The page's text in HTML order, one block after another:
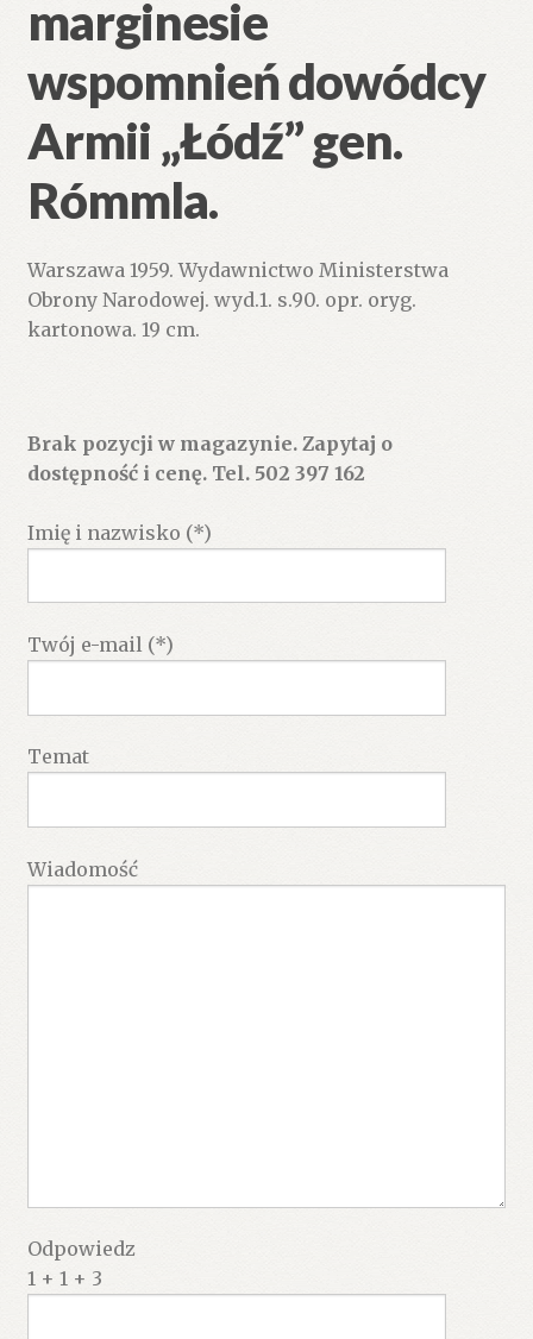
marginesie
wspomnień dowódcy
Armii „Łódź” gen.
Rómmla.
Warszawa 1959. Wydawnictwo Ministerstwa
Obrony Narodowej. wyd.1. s.90. opr. oryg.
kartonowa. 19 cm.
Brak pozycji w magazynie. Zapytaj o
dostępność i cenę. Tel. 502 397 162
Imię i nazwisko (*)
Twój e-mail (*)
Temat
Wiadomość
Odpowiedz
1 + 1 + 3